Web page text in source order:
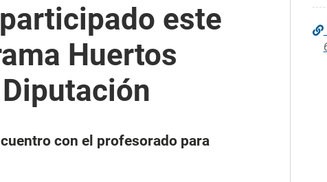
este
Huertos
con el profesorado para